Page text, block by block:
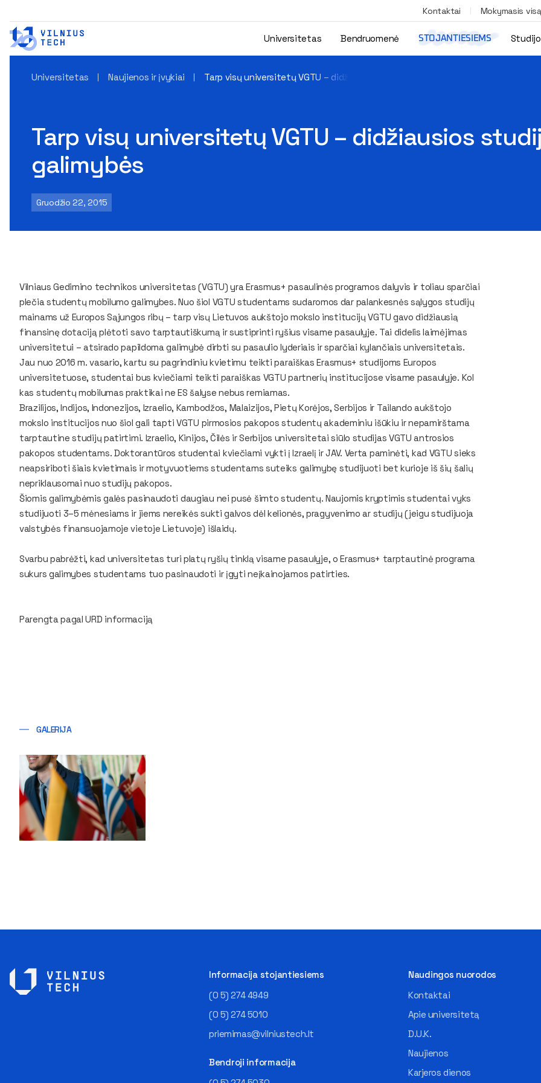
Kontaktai Mokymasis
Universitetas Bendruomenė STOJANTIESIEMS
Universitetas Naujienos ir įvykiai Tarp visų universitetų VGTU – didžiausios studijų mainų pasaulyje galimybės
Tarp visų universitetų VGTU – didžiausios
galimybės
Gruodžio 22, 2015
Vilniaus Gedimino technikos universitetas (VGTU) yra Erasmus+ pasaulinės programos dalyvis ir toliau sparčiai
plečia studentų mobilumo galimybes. Nuo šiol VGTU studentams sudaromos dar palankesnės sąlygos studijų
mainams už Europos Sąjungos ribų – tarp visų Lietuvos aukštojo mokslo institucijų VGTU gavo didžiausią
finansinę dotaciją plėtoti savo tarptautiškumą ir sustiprinti ryšius visame pasaulyje. Tai didelis laimėjimas
universitetui – atsirado papildoma galimybė dirbti su pasaulio lyderiais ir sparčiai kylančiais universitetais.
Jau nuo 2016 m. vasario, kartu su pagrindiniu kvietimu teikti paraiškas Erasmus+ studijoms Europos
universitetuose, studentai bus kviečiami teikti paraiškas VGTU partnerių institucijose visame pasaulyje. Kol
kas studentų mobilumas praktikai ne ES šalyse nebus remiamas.
Brazilijos, Indijos, Indonezijos, Izraelio, Kambodžos, Malaizijos, Pietų Korėjos, Serbijos ir Tailando aukštojo
mokslo institucijos nuo šiol gali tapti VGTU pirmosios pakopos studentų akademiniu išūkiu ir nepamirštama
tarptautine studijų patirtimi. Izraelio, Kinijos, Čilės ir Serbijos universitetai siūlo studijas VGTU antrosios
pakopos studentams. Doktorantūros studentai kviečiami vykti į Izraelį ir JAV. Verta paminėti, kad VGTU sieks
neapsiriboti šiais kvietimais ir motyvuotiems studentams suteiks galimybę studijuoti bet kurioje iš šių šalių
nepriklausomai nuo studijų pakopos.
Šiomis galimybėmis galės pasinaudoti daugiau nei pusė šimto studentų. Naujomis kryptimis studentai vyks
studijuoti 3–5 mėnesiams ir jiems nereikės sukti galvos dėl kelionės, pragyvenimo ar studijų (jeigu studijuoja
valstybės finansuojamoje vietoje Lietuvoje) išlaidų.
Svarbu pabrėžti, kad universitetas turi platų ryšių tinklą visame pasaulyje, o Erasmus+ tarptautinė programa
sukurs galimybes studentams tuo pasinaudoti ir įgyti neįkainojamos patirties.
Parengta pagal URD informaciją
GALERIJA
Informacija stojantiesiems
(0 5) 274 4949
(0 5) 274 5010
priemimas@vilniustech.lt
Bendroji informacija
Naudingos nuorodos
Kontaktai
Apie universitetą
D.U.K.
Naujienos
Karjeros dienos